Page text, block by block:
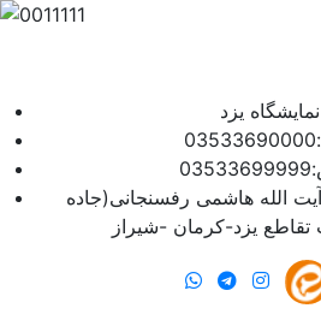
نمایشگاه یزد
الله هاشمی رفسنجانی(جاده
تقاطع یزد-کرمان -شیراز